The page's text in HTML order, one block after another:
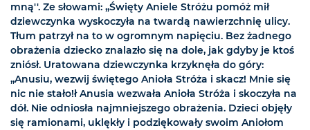
mną''. Ze słowami: „Święty Aniele Stróżu pomóż mił
dziewczynka wyskoczyła na twardą nawierzchnię ulicy.
Tłum patrzył na to w ogromnym napięciu. Bez żadnego
obrażenia dziecko znalazło się na dole, jak gdyby je ktoś
zniósł. Uratowana dziewczynka krzyknęła do góry:
„Anusiu, wezwij świętego Anioła Stróża i skacz! Mnie się
nic nie stało!ł Anusia wezwała Anioła Stróża i skoczyła na
dół. Nie odniosła najmniejszego obrażenia. Dzieci objęły
się ramionami, uklękły i podziękowały swoim Aniołom